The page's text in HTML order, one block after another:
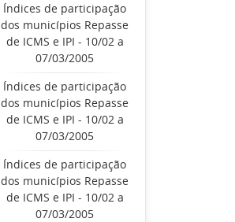
Índices de participação
dos municípios Repasse
de ICMS e IPI - 10/02 a
07/03/2005
Índices de participação
dos municípios Repasse
de ICMS e IPI - 10/02 a
07/03/2005
Índices de participação
dos municípios Repasse
de ICMS e IPI - 10/02 a
07/03/2005